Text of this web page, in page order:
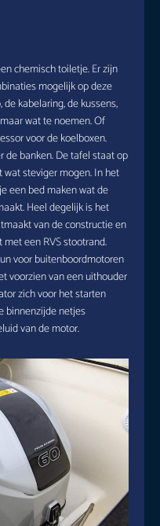
chemisch toiletje. Er zijn
mogelijk op deze
de kabelaring, de kussens,
wat te noemen. Of
voor de koelboxen.
de banken. De tafel staat op
steviger mogen. In het
een bed maken wat de
Heel degelijk is het
van de constructie en
een RVS stootrand.
voor buitenboordmotoren
voorzien van een uithouder
zich voor het starten
binnenzijde netjes
van de motor.